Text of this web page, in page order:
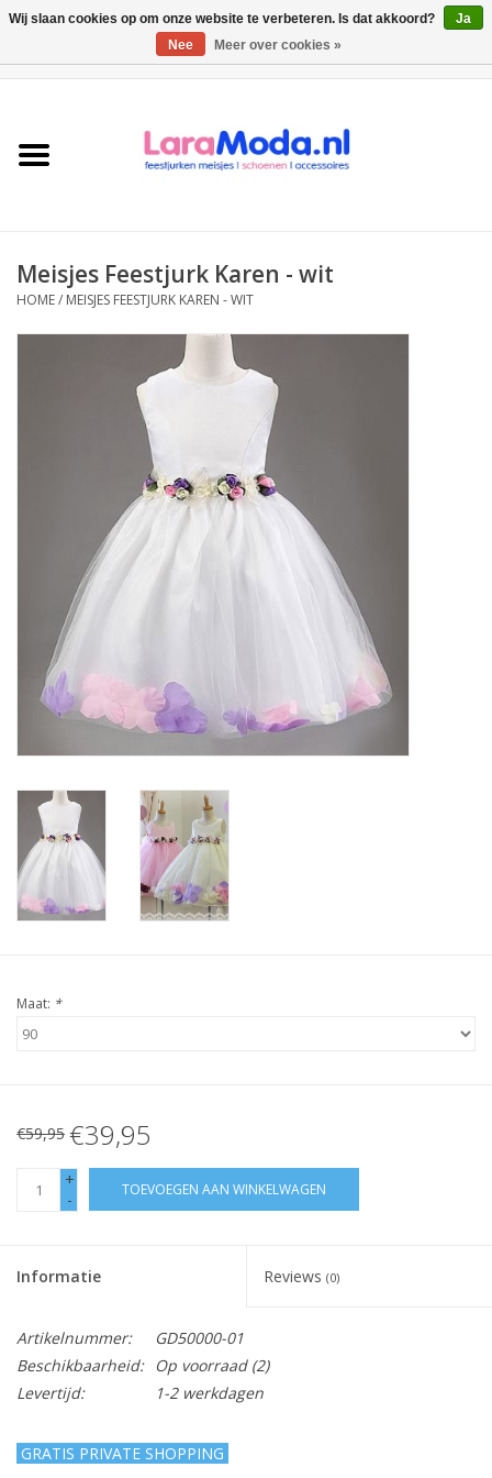
collecties
Bolero meisje
Meisjes Feestjurk Karen - wit
HOME/ MEISJES FEESTJURK KAREN - WIT
Maat: *
€59,95 €39,95
+
-
TOEVOEGEN AAN WINKELWAGEN
Informatie Reviews (0)
Artikelnummer:
GD50000-01
Beschikbaarheid:
Op voorraad(2)
Levertijd:
1-2 werkdagen
GRATIS PRIVATE SHOPPING
Wij slaan cookies op om onze website te verbeteren. Is dat akkoord?
Ja
Nee
Meer over cookies »